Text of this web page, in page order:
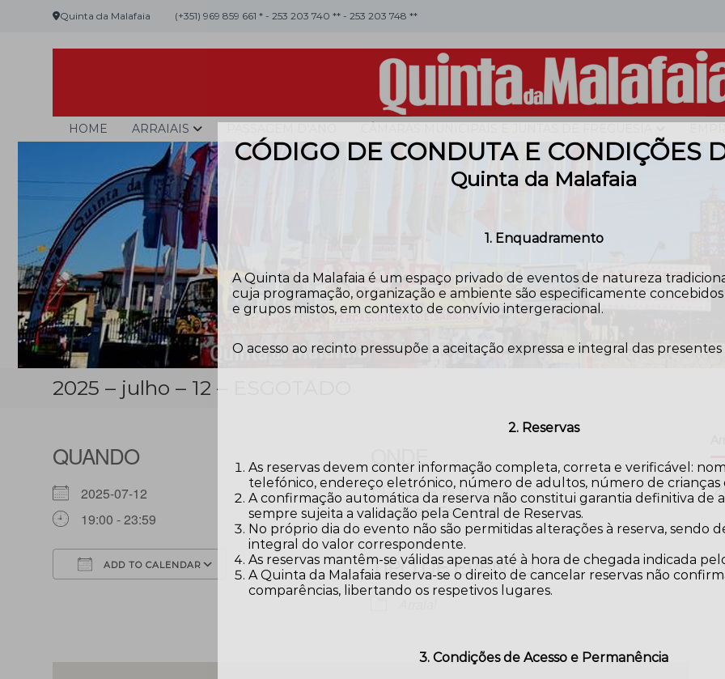
Quinta da Malafaia (+351) 969 859 661 * - 253 203 740 ** - 253 203 748 **
Malafaia
O
maior
minhoto
país
HOME ARRAIAIS
2025 – julho – 12 – ESGOTADO
QUANDO
2025-07-12
19:00 - 23:59
ADD TO CALENDAR
Google Calendar iCalendar
ONDE
Quinta da Malafaia
Antas, Esposende
TIPO DE EVENTO
CÓDIGO DE CONDUTA E CONDIÇÕES
Quinta da Malafaia
1. Enquadramento
A Quinta da Malafaia é um espaço privado de eventos de natureza
cuja programação, organização e ambiente são especificamente concebidos
e grupos mistos, em contexto de convívio intergeracional.
O acesso ao recinto pressupõe a aceitação expressa e integral das presentes
2. Reservas
As reservas devem conter informação completa, correta e verificável:
telefónico, endereço eletrónico, número de adultos, número de crianças
A confirmação automática da reserva não constitui garantia definitiva de
sempre sujeita a validação pela Central de Reservas.
No próprio dia do evento não são permitidas alterações à reserva, sendo
integral do valor correspondente.
As reservas mantêm-se válidas apenas até à hora de chegada indicada
A Quinta da Malafaia reserva-se o direito de cancelar reservas não
comparências, libertando os respetivos lugares.
3. Condições de Acesso e Permanência